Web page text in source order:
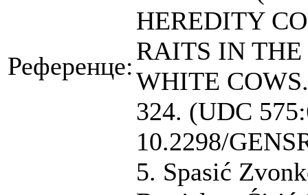
Референце:
HEREDITY
RAITS IN
WHITE
324. (UDC
10.2298/
5. Spasić